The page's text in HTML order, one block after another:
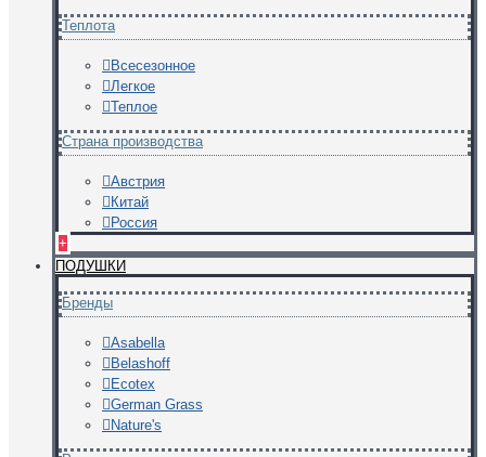
Теплота
Всесезонное
Легкое
Теплое
Страна производства
Австрия
Китай
Россия
+
ПОДУШКИ
Бренды
Asabella
Belashoff
Ecotex
German Grass
Nature's